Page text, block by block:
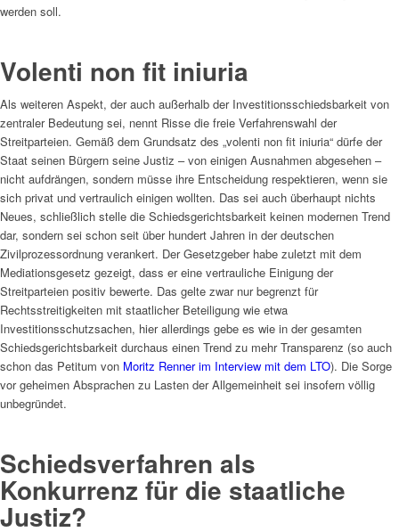
werden soll.
Volenti non fit iniuria
Als weiteren Aspekt, der auch außerhalb der Investitionsschiedsbarkeit von
zentraler Bedeutung sei, nennt Risse die freie Verfahrenswahl der
Streitparteien. Gemäß dem Grundsatz des „volenti non fit iniuria“ dürfe der
Staat seinen Bürgern seine Justiz – von einigen Ausnahmen abgesehen –
nicht aufdrängen, sondern müsse ihre Entscheidung respektieren, wenn sie
sich privat und vertraulich einigen wollten. Das sei auch überhaupt nichts
Neues, schließlich stelle die Schiedsgerichtsbarkeit keinen modernen Trend
dar, sondern sei schon seit über hundert Jahren in der deutschen
Zivilprozessordnung verankert. Der Gesetzgeber habe zuletzt mit dem
Mediationsgesetz gezeigt, dass er eine vertrauliche Einigung der
Streitparteien positiv bewerte. Das gelte zwar nur begrenzt für
Rechtsstreitigkeiten mit staatlicher Beteiligung wie etwa
Investitionsschutzsachen, hier allerdings gebe es wie in der gesamten
Schiedsgerichtsbarkeit durchaus einen Trend zu mehr Transparenz (so auch
schon das Petitum von Moritz Renner im Interview mit dem LTO). Die Sorge
vor geheimen Absprachen zu Lasten der Allgemeinheit sei insofern völlig
unbegründet.
Schiedsverfahren als
Konkurrenz für die staatliche
Justiz?